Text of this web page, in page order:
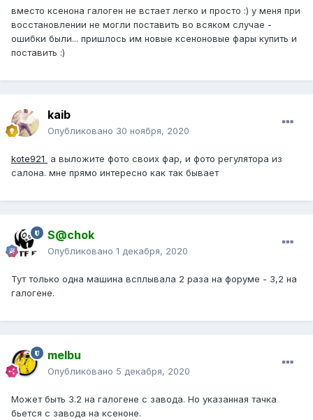
вместо ксенона галоген не встает легко и просто :) у меня при
восстановлении не могли поставить во всяком случае -
ошибки были... пришлось им новые ксеноновые фары купить и
поставить :)
kaib
Опубликовано 30 ноября, 2020
kote921
а выложите фото своих фар, и фото регулятора из
салона. мне прямо интересно как так бывает
S@chok
Опубликовано 1 декабря, 2020
Тут только одна машина всплывала 2 раза на форуме - 3,2 на
галогене.
melbu
Опубликовано 5 декабря, 2020
Может быть 3.2 на галогене с завода. Но указанная тачка
бьется с завода на ксеноне.